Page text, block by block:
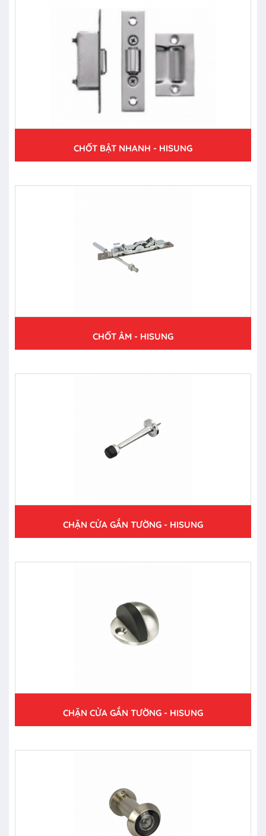
CHỐT BẬT NHANH - HISUNG
CHỐT ÂM - HISUNG
CHẶN CỬA GẮN TƯỜNG - HISUNG
CHẶN CỬA GẮN TƯỜNG - HISUNG